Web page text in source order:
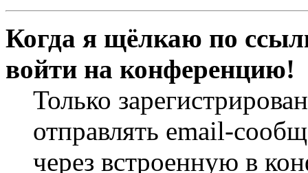
Когда я щёлкаю по
войти на конференцию!
Только
отправлять email-
через встроенную в